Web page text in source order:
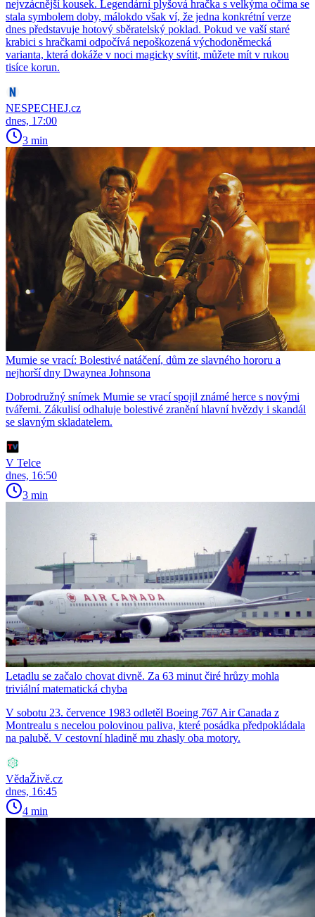
nejvzácnější kousek. Legendární plyšová hračka s velkýma očima se
stala symbolem doby, málokdo však ví, že jedna konkrétní verze
dnes představuje hotový sběratelský poklad. Pokud ve vaší staré
krabici s hračkami odpočívá nepoškozená východoněmecká
varianta, která dokáže v noci magicky svítit, můžete mít v rukou
tisíce korun.
NESPECHEJ.cz
dnes, 17:00
3 min
Mumie se vrací: Bolestivé natáčení, dům ze slavného hororu a
nejhorší dny Dwaynea Johnsona
Dobrodružný snímek Mumie se vrací spojil známé herce s novými
tvářemi. Zákulisí odhaluje bolestivé zranění hlavní hvězdy i skandál
se slavným skladatelem.
V Telce
dnes, 16:50
3 min
Letadlu se začalo chovat divně. Za 63 minut čiré hrůzy mohla
triviální matematická chyba
V sobotu 23. července 1983 odletěl Boeing 767 Air Canada z
Montrealu s necelou polovinou paliva, které posádka předpokládala
na palubě. V cestovní hladině mu zhasly oba motory.
VědaŽivě.cz
dnes, 16:45
4 min